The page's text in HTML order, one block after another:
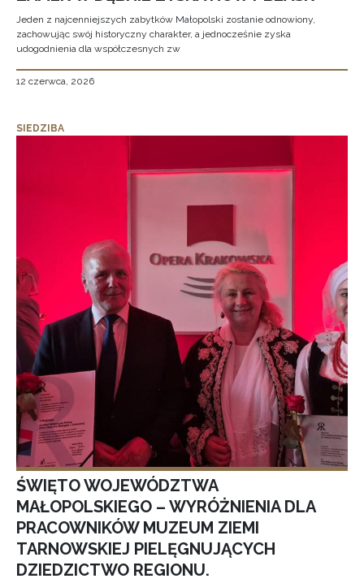
Jeden z najcenniejszych zabytków Małopolski zostanie odnowiony,
zachowując swój historyczny charakter, a jednocześnie zyska
udogodnienia dla współczesnych zw
12 czerwca, 2026
SIEDZIBA
ŚWIĘTO WOJEWÓDZTWA
MAŁOPOLSKIEGO – WYRÓŻNIENIA DLA
PRACOWNIKÓW MUZEUM ZIEMI
TARNOWSKIEJ PIELĘGNUJĄCYCH
DZIEDZICTWO REGIONU.